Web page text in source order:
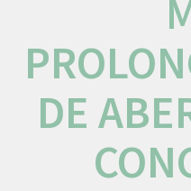
DE